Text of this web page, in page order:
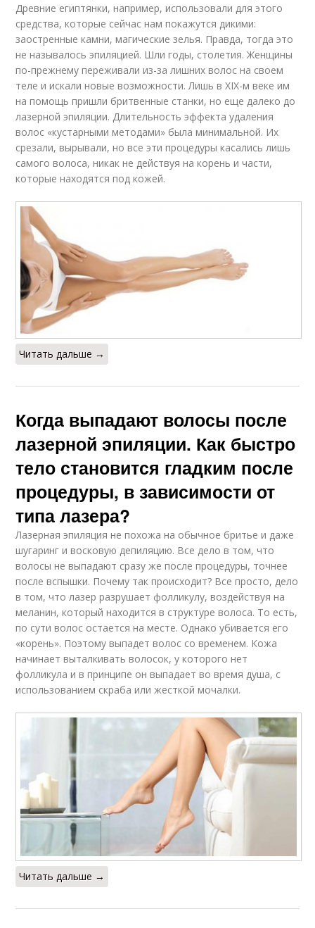
Древние египтянки, например, использовали для этого
средства, которые сейчас нам покажутся дикими:
заостренные камни, магические зелья. Правда, тогда это
не называлось эпиляцией. Шли годы, столетия. Женщины
по-прежнему переживали из-за лишних волос на своем
теле и искали новые возможности. Лишь в XIX-м веке им
на помощь пришли бритвенные станки, но еще далеко до
лазерной эпиляции. Длительность эффекта удаления
волос «кустарными методами» была минимальной. Их
срезали, вырывали, но все эти процедуры касались лишь
самого волоса, никак не действуя на корень и части,
которые находятся под кожей.
Читать дальше →
Когда выпадают волосы после
лазерной эпиляции. Как быстро
тело становится гладким после
процедуры, в зависимости от
типа лазера?
Лазерная эпиляция не похожа на обычное бритье и даже
шугаринг и восковую депиляцию. Все дело в том, что
волосы не выпадают сразу же после процедуры, точнее
после вспышки. Почему так происходит? Все просто, дело
в том, что лазер разрушает фолликулу, воздействуя на
меланин, который находится в структуре волоса. То есть,
по сути волос остается на месте. Однако убивается его
«корень». Поэтому выпадет волос со временем. Кожа
начинает выталкивать волосок, у которого нет
фолликула и в принципе он выпадает во время душа, с
использованием скраба или жесткой мочалки.
Читать дальше →